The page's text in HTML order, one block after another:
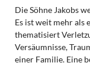
Die Söhne Jakobs
Es ist weit mehr als
thematisiert
Versäumnisse,
einer Familie. Eine